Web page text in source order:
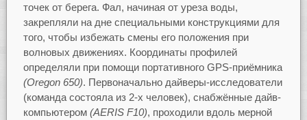
точек от берега. Фал, начиная от уреза воды,
закрепляли на дне специальными конструкциями для
того, чтобы избежать смены его положения при
волновых движениях. Координаты профилей
определяли при помощи портативного GPS-приёмника
(Oregon650). Первоначально дайверы-исследователи
(команда состояла из 2-х человек), снабжённые дайв-
компьютером (AERIS F10), проходили вдоль мерной